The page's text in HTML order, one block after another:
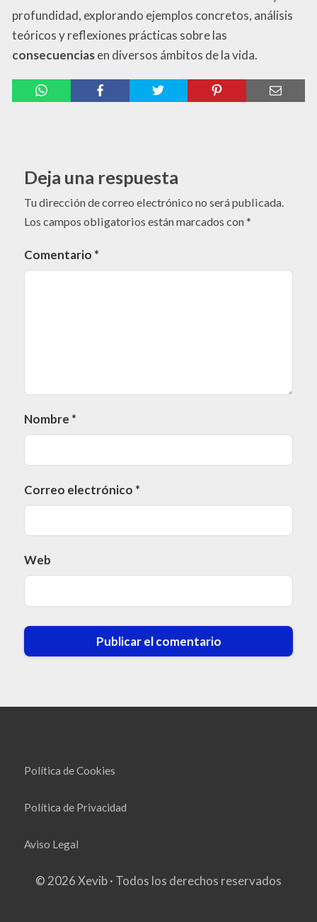
profundidad, explorando ejemplos concretos, análisis
teóricos y reflexiones prácticas sobre las
consecuenciasen diversos ámbitos de la vida.
Deja una respuesta
Tu dirección de correo electrónico no será publicada.
Los campos obligatorios están marcados con*
Comentario *
Nombre *
Correo electrónico *
Web
Política de Cookies
Política de Privacidad
Aviso Legal
© 2026 Xevib · Todos los derechos reservados